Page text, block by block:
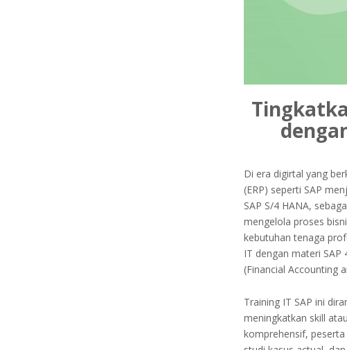
Di era digirtal yang
(ERP) seperti SAP
SAP S/4 HANA,
mengelola proses
kebutuhan tenaga
IT dengan materi
(Financial Accounting
Training IT SAP ini
meningkatkan skill
komprehensif,